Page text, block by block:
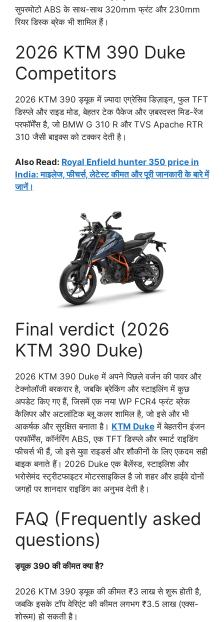
सुपरमोटो ABS के साथ-साथ 320mm फ्रंट और 230mm
रियर डिस्क ब्रेक भी शामिल हैं।
2026 KTM 390 Duke
Competitors
2026 KTM 390 ड्यूक में ज़्यादा एग्रेसिव डिज़ाइन, फुल TFT
डिस्प्ले और राइड मोड, बेहतर टेक पैकेज और ज़बरदस्त मिड-रेंज
परफॉर्मेंस है, जो BMW G 310 R और TVS Apache RTR
310 जैसी बाइक्स को टक्कर देती है।
Also Read: Royal Enfield hunter 350 price in
India: माइलेज, फीचर्स, लेटेस्ट कीमत और पूरी जानकारी के बारे में
जानें।
Final verdict (2026
KTM 390 Duke)
2026 KTM 390 Duke में अपने पिछले वर्जन की पावर और
टेक्नोलॉजी बरकरार है, जबकि ब्रेकिंग और स्टाइलिंग में कुछ
अपडेट किए गए हैं, जिसमें एक नया WP FCR4 फ्रंट ब्रेक
कैलिपर और अटलांटिक ब्लू कलर शामिल है, जो इसे और भी
आकर्षक और सुरक्षित बनाता है। KTM Duke में बेहतरीन इंजन
परफॉर्मेंस, कॉर्नरिंग ABS, एक TFT डिस्प्ले और स्मार्ट राइडिंग
फीचर्स भी हैं, जो इसे युवा राइडर्स और शौकीनों के लिए एकदम सही
बाइक बनाते हैं। 2026 Duke एक बैलेंस्ड, स्टाइलिश और
भरोसेमंद स्ट्रीटफाइटर मोटरसाइकिल है जो शहर और हाईवे दोनों
जगहों पर शानदार राइडिंग का अनुभव देती है।
FAQ (Frequently asked
questions)
ड्यूक 390 की कीमत क्या है?
2026 KTM 390 ड्यूक की कीमत ₹3 लाख से शुरू होती है,
जबकि इसके टॉप वेरिएंट की कीमत लगभग ₹3.5 लाख (एक्स-
शोरूम) हो सकती है।